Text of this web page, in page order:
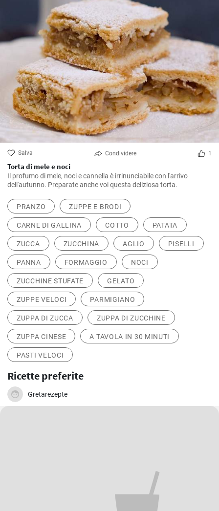
Salva Condividere 1
Torta di mele e noci
Il profumo di mele, noci e cannella è irrinunciabile con l'arrivo
dell'autunno. Preparate anche voi questa deliziosa torta.
PRANZO ZUPPE E BRODI
CARNE DI GALLINA COTTO PATATA
ZUCCA ZUCCHINA AGLIO PISELLI
PANNA FORMAGGIO NOCI
ZUCCHINE STUFATE GELATO
ZUPPE VELOCI PARMIGIANO
ZUPPA DI ZUCCA ZUPPA DI ZUCCHINE
ZUPPA CINESE A TAVOLA IN 30 MINUTI
PASTI VELOCI
Ricette preferite
Gretarezepte